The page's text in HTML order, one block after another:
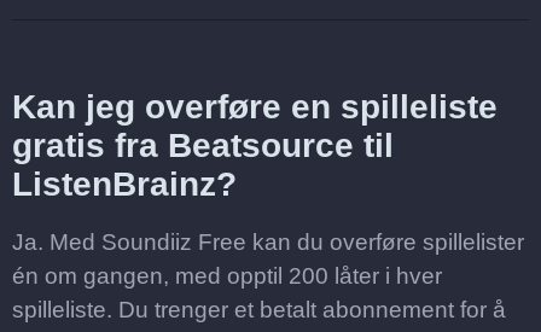
Kan jeg overføre en spilleliste
gratis fra Beatsource til
ListenBrainz?
Ja. Med Soundiiz Free kan du overføre spillelister
én om gangen, med opptil 200 låter i hver
spilleliste. Du trenger et betalt abonnement for å